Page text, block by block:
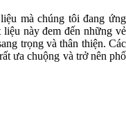
mà chúng tôi đang ứng
liệu này đem đến những vẻ
trọng và thân thiện. Các
ưa chuộng và trở nên phổ